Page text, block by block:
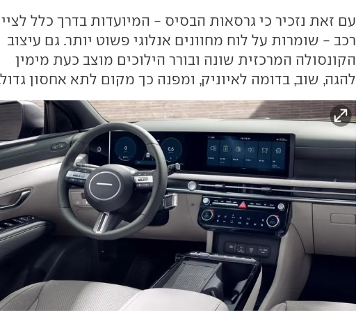
עם זאת נזכיר כי גרסאות הבסיס - המיועדות בדרך כלל לציי
רכב - שומרות על לוח מחוונים אנלוגי פשוט יותר. גם עיצוב
הקונסולה המרכזית שונה ובורר הילוכים מוצב כעת מימין
להגה, שוב, בדומה לאיוניק, ומפנה כך מקום לתא אחסון